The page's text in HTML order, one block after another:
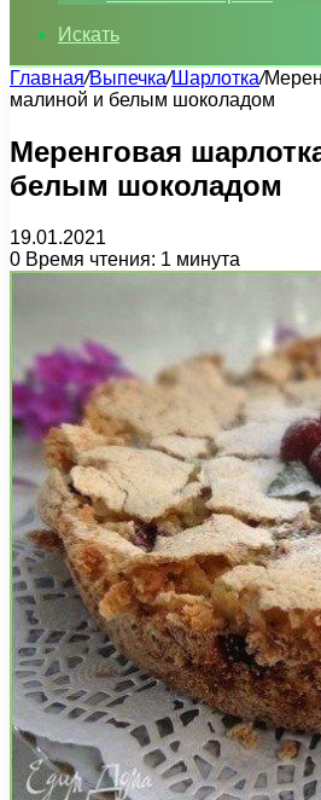
Искать
Главная/Выпечка/Шарлотка/
малиной и белым шоколадом
Меренговая
белым шоколадом
19.01.2021
0 Время чтения: 1 минута